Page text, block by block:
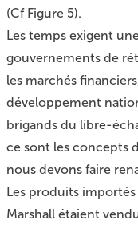
(Cf Figure 5).
Les temps exigent
gouvernements de
les marchés
développement
brigands du libre-
ce sont les concepts
nous devons faire
Les produits
Marshall étaient